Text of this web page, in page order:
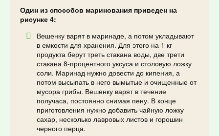
Один из способов маринования приведен на
рисунке 4:
Вешенку варят в маринаде, а потом укладывают
в емкости для хранения. Для этого на 1 кг
продукта берут треть стакана воды, две трети
стакана 8-процентного уксуса и столовую ложку
соли. Маринад нужно довести до кипения, а
потом высыпать в него вымытые и очищенные от
мусора грибы. Вешенку варят в течение
получаса, постоянно снимая пену. В конце
приготовления нужно добавить чайную ложку
сахар, несколько лавровых листов и горошин
черного перца.